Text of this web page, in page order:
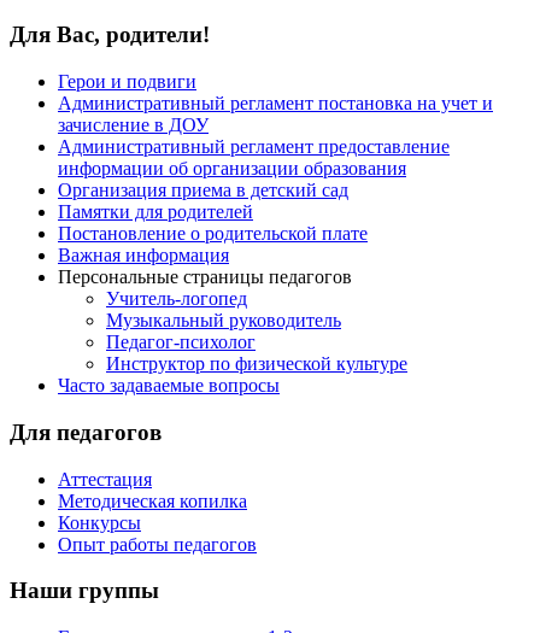
Для Вас, родители!
Герои и подвиги
Административный регламент постановка на учет и
зачисление в ДОУ
Административный регламент предоставление
информации об организации образования
Организация приема в детский сад
Памятки для родителей
Постановление о родительской плате
Важная информация
Персональные страницы педагогов
Учитель-логопед
Музыкальный руководитель
Педагог-психолог
Инструктор по физической культуре
Часто задаваемые вопросы
Для педагогов
Аттестация
Методическая копилка
Конкурсы
Опыт работы педагогов
Наши группы